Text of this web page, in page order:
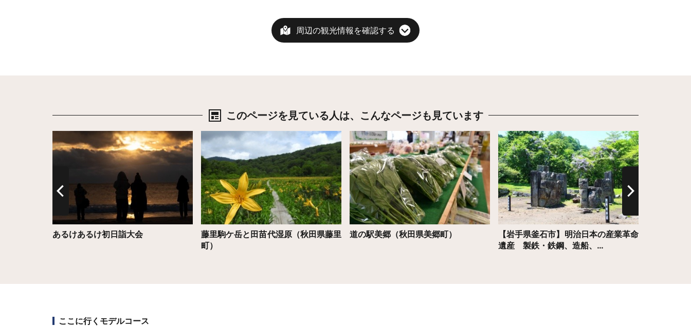
周辺の観光情報を確認する
このページを見ている人は、 こんなページも見ています
あるけあるけ初日詣大会
詳細はこちら
藤里駒ケ岳と田苗代湿原（秋田県藤里
町）
詳細はこちら
道の駅美郷（秋田県美郷町）
詳細はこちら
【岩手県釜石市】明治日本の産業革命
遺産 製鉄・鉄鋼、造船、…
詳細はこちら
ここに行くモデルコース